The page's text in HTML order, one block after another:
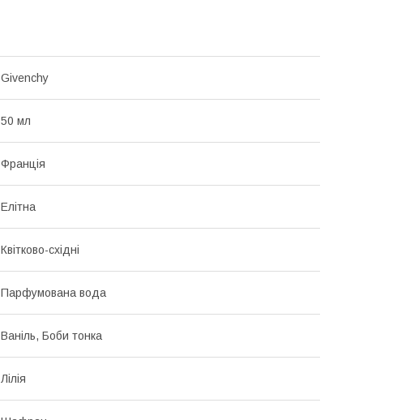
Givenchy
50 мл
Франція
Елітна
Квітково-східні
Парфумована вода
Ваніль, Боби тонка
Лілія